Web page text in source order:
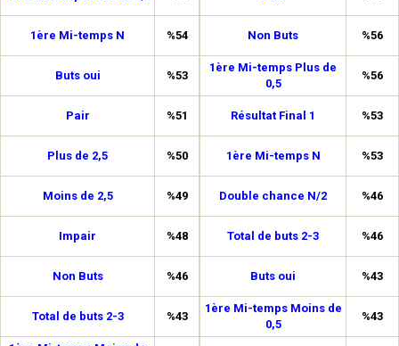
1ère Mi-temps N %54
Buts oui %53
Pair %51
Plus de 2,5 %50
Moins de 2,5 %49
Impair %48
Non Buts %46
Total de buts 2-3 %43
Non Buts %56
1ère Mi-temps Plus de
0,5
%56
Résultat Final 1 %53
1ère Mi-temps N %53
Double chance N/2 %46
Total de buts 2-3 %46
Buts oui %43
1ère Mi-temps Moins de
0,5
%43